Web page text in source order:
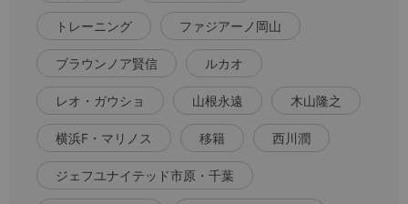
トレーニング ファジアーノ岡山
ブラウンノア賢信 ルカオ
レオ・ガウショ 山根永遠 木山隆之
横浜F・マリノス 移籍 西川潤
ジェフユナイテッド市原・千葉